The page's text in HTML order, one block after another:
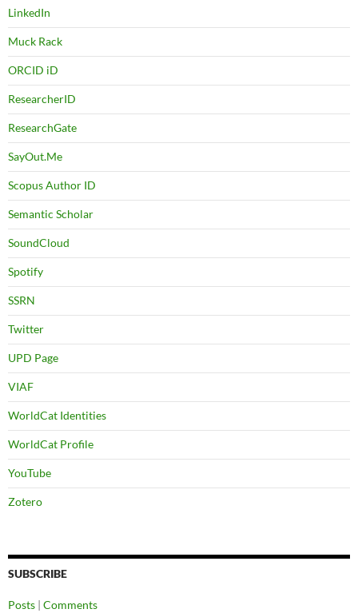
LinkedIn
Muck Rack
ORCID iD
ResearcherID
ResearchGate
SayOut.Me
Scopus Author ID
Semantic Scholar
SoundCloud
Spotify
SSRN
Twitter
UPD Page
VIAF
WorldCat Identities
WorldCat Profile
YouTube
Zotero
SUBSCRIBE
Posts | Comments